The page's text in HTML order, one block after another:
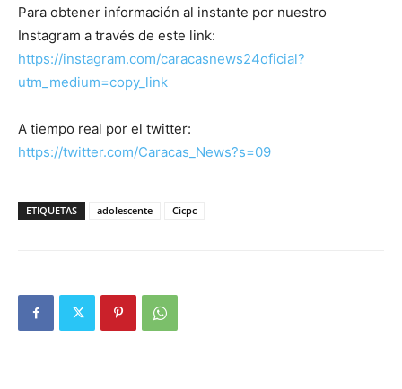
Para obtener información al instante por nuestro
Instagram a través de este link:
https://instagram.com/caracasnews24oficial?
utm_medium=copy_link
A tiempo real por el twitter:
https://twitter.com/Caracas_News?s=09
ETIQUETAS adolescente Cicpc